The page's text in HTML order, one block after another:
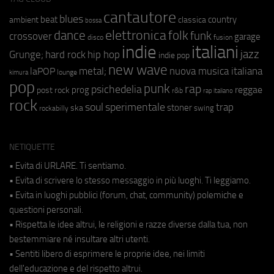
ambient beat blues bossa cantautore classica country
crossover dance disco elettronicafolkfunk fusion garage
Grunge; hard rock hip hop indie indie pop italiani jazz
kimura laPOP lounge metal; new wave nuova musica italiana
pop post rock prog psichedeliapunk r&b rap rap italiano reggae
rock rockabilly ska soul sperimentale stoner swing trap
NETIQUETTE
• Evita di URLARE. Ti sentiamo.
• Evita di scrivere lo stesso messaggio in più luoghi. Ti leggiamo.
• Evita in luoghi pubblici (forum, chat, community) polemiche e
questioni personali.
• Rispetta le idee altrui, le religioni e razze diverse dalla tua, non
bestemmiare né insultare altri utenti.
• Sentiti libero di esprimere le proprie idee, nei limiti
dell'educazione e del rispetto altrui.